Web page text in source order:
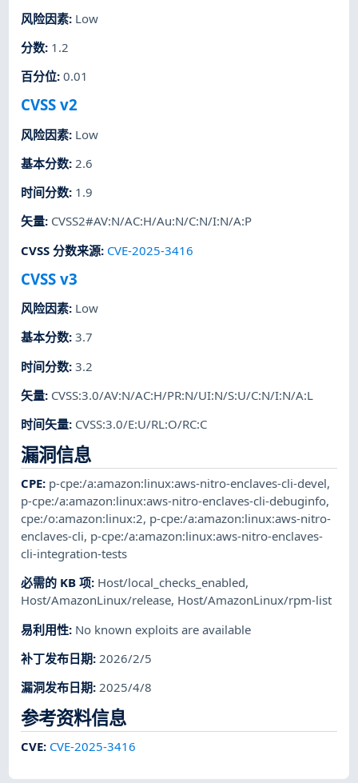
风险因素: Low
分数: 1.2
百分位:0.01
CVSS v2
风险因素: Low
基本分数: 2.6
时间分数: 1.9
矢量: CVSS2#AV:N/AC:H/Au:N/C:N/I:N/A:P
CVSS 分数来源: CVE-2025-3416
CVSS v3
风险因素: Low
基本分数:3.7
时间分数:3.2
矢量: CVSS:3.0/AV:N/AC:H/PR:N/UI:N/S:U/C:N/I:N/A:L
时间矢量: CVSS:3.0/E:U/RL:O/RC:C
漏洞信息
CPE: p-cpe:/a:amazon:linux:aws-nitro-enclaves-cli-devel,
p-cpe:/a:amazon:linux:aws-nitro-enclaves-cli-debuginfo,
cpe:/o:amazon:linux:2, p-cpe:/a:amazon:linux:aws-nitro-
enclaves-cli, p-cpe:/a:amazon:linux:aws-nitro-enclaves-
cli-integration-tests
必需的 KB 项: Host/local_checks_enabled,
Host/AmazonLinux/release, Host/AmazonLinux/rpm-list
易利用性: No known exploits are available
补丁发布日期:2026/2/5
漏洞发布日期:2025/4/8
参考资料信息
CVE: CVE-2025-3416